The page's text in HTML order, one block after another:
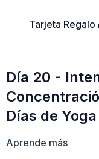
Tarjeta Regalo
Día 20 -
Días de Yoga
Aprende más